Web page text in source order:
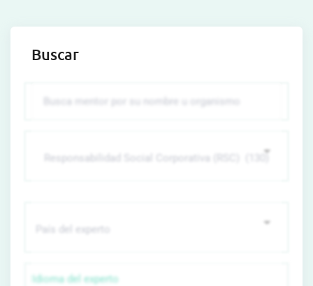
Buscar
Idioma del experto